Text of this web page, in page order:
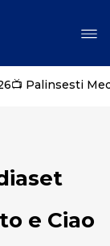
📺 Palinsesti
e Ciao